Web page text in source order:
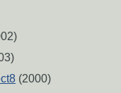
(2000)